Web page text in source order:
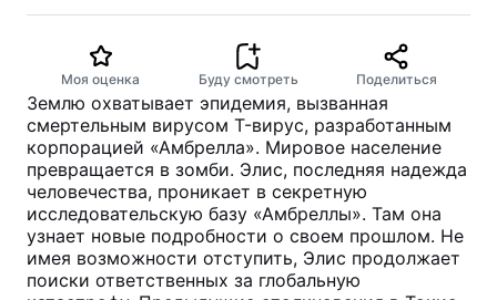
Моя оценка Буду смотреть Поделиться
Землю охватывает эпидемия, вызванная
смертельным вирусом T-вирус, разработанным
корпорацией «Амбрелла». Мировое население
превращается в зомби. Элис, последняя надежда
человечества, проникает в секретную
исследовательскую базу «Амбреллы». Там она
узнает новые подробности о своем прошлом. Не
имея возможности отступить, Элис продолжает
поиски ответственных за глобальную